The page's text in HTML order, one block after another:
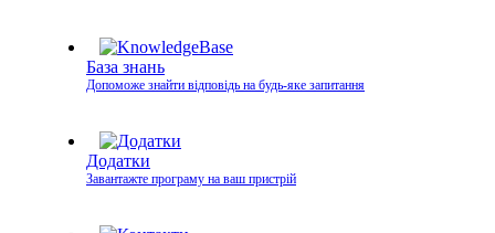
База знань
Допоможе знайти відповідь на будь-яке запитання
Додатки
Завантажте програму на ваш пристрій